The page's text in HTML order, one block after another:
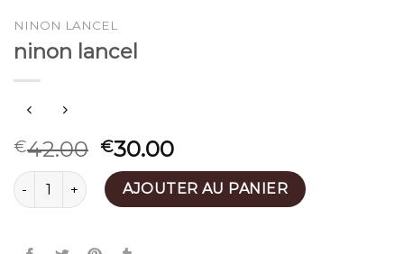
NINON LANCEL
ninon lancel
€42.00 €30.00
quantité de ninon lancelAJOUTER AU PANIER